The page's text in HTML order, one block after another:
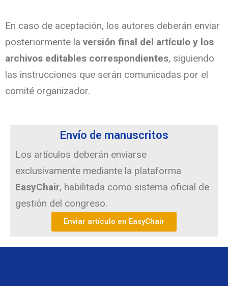
En caso de aceptación, los autores deberán enviar
posteriormente la versión final del artículo y los
archivos editables correspondientes, siguiendo
las instrucciones que serán comunicadas por el
comité organizador.
Envío de manuscritos
Los artículos deberán enviarse
exclusivamente mediante la plataforma
EasyChair, habilitada como sistema oficial de
gestión del congreso.
Enviar artículo en EasyChair